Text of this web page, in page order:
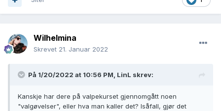
Wilhelmina
Skrevet 21. Januar 2022
På 1/20/2022 at 10:56 PM, LinL skrev:
Kanskje har dere på valpekurset gjennomgått noen
"valgøvelser", eller hva man kaller det? Isåfall, gjør det